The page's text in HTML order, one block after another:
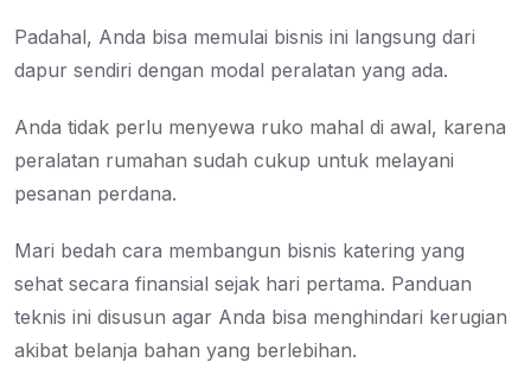
Padahal, Anda bisa memulai bisnis ini langsung dari
dapur sendiri dengan modal peralatan yang ada.
Anda tidak perlu menyewa ruko mahal di awal, karena
peralatan rumahan sudah cukup untuk melayani
pesanan perdana.
Mari bedah cara membangun bisnis katering yang
sehat secara finansial sejak hari pertama. Panduan
teknis ini disusun agar Anda bisa menghindari kerugian
akibat belanja bahan yang berlebihan.